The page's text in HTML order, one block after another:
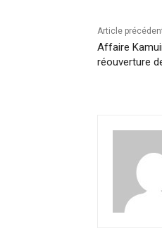
Article
Affaire
réouverture